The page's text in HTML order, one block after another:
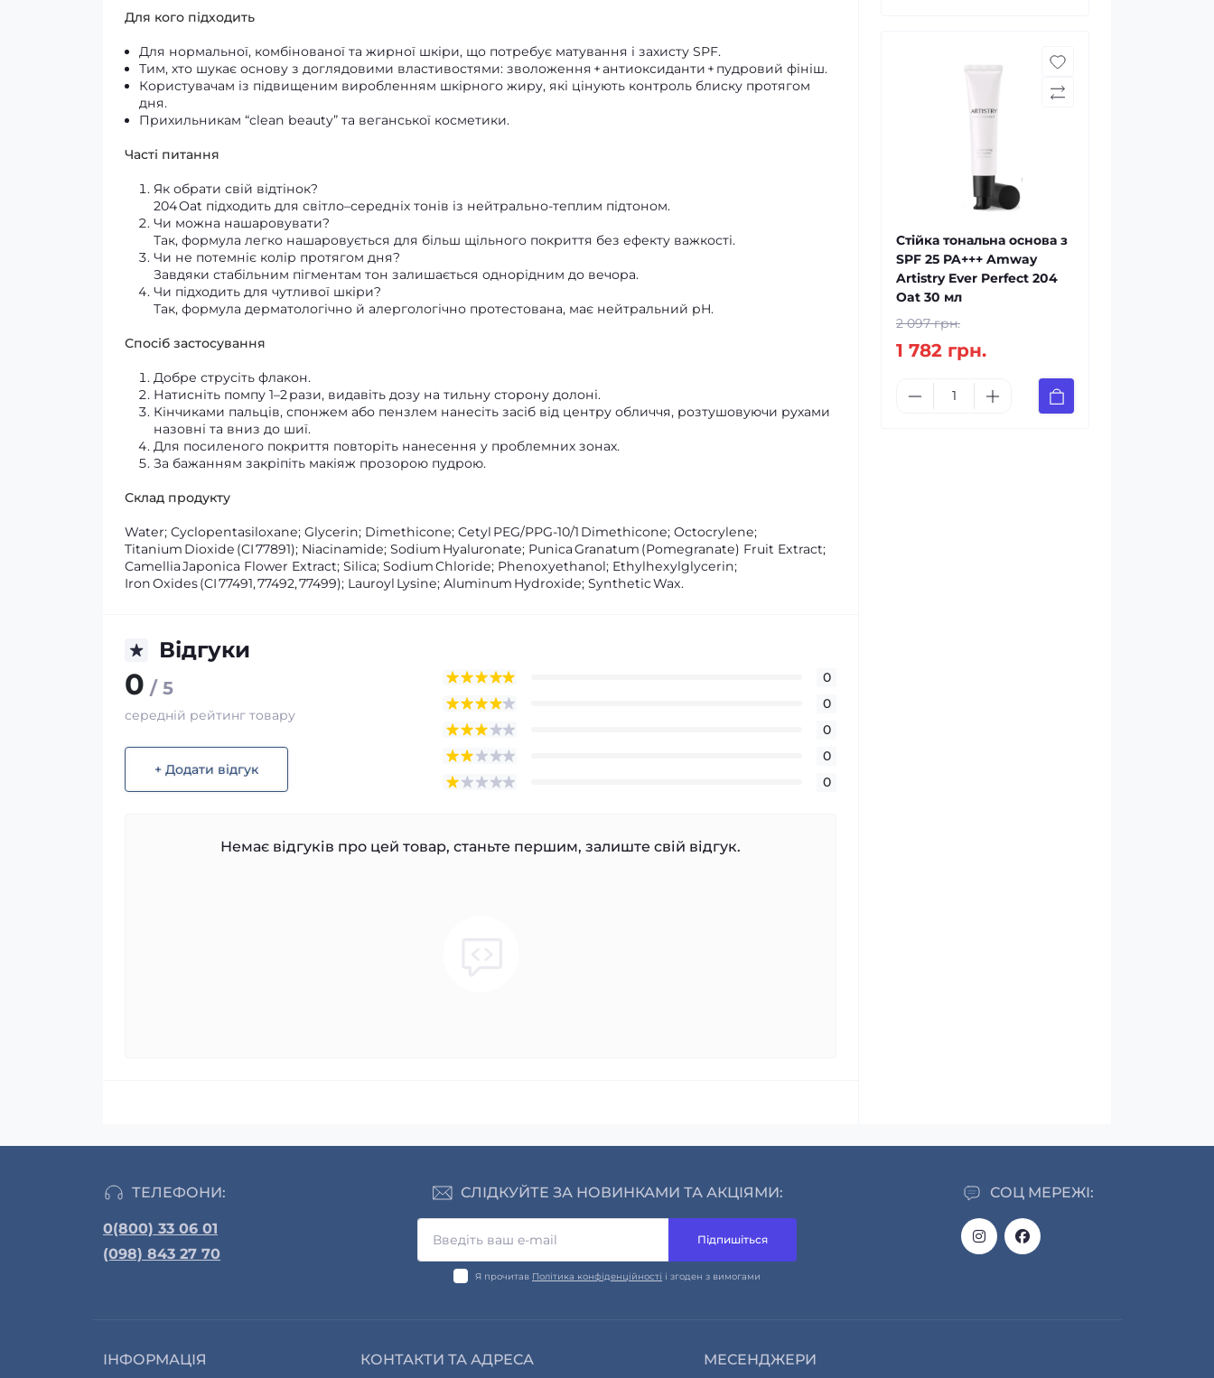
Для кого підходить
Для нормальної, комбінованої та жирної шкіри, що потребує матування і захисту SPF.
Тим, хто шукає основу з доглядовими властивостями: зволоження + антиоксиданти + пудровий фініш.
Користувачам із підвищеним виробленням шкірного жиру, які цінують контроль блиску протягом
дня.
Прихильникам “clean beauty” та веганської косметики.
Часті питання
Як обрати свій відтінок?
204 Oat підходить для світло–середніх тонів із нейтрально‑теплим підтоном.
Чи можна нашаровувати?
Так, формула легко нашаровується для більш щільного покриття без ефекту важкості.
Чи не потемніє колір протягом дня?
Завдяки стабільним пігментам тон залишається однорідним до вечора.
Чи підходить для чутливої шкіри?
Так, формула дерматологічно й алергологічно протестована, має нейтральний pH.
Спосіб застосування
Добре струсіть флакон.
Натисніть помпу 1–2 рази, видавіть дозу на тильну сторону долоні.
Кінчиками пальців, спонжем або пензлем нанесіть засіб від центру обличчя, розтушовуючи рухами
назовні та вниз до шиї.
Для посиленого покриття повторіть нанесення у проблемних зонах.
За бажанням закріпіть макіяж прозорою пудрою.
Склад продукту
Water; Cyclopentasiloxane; Glycerin; Dimethicone; Cetyl PEG/PPG‑10/1 Dimethicone; Octocrylene;
Titanium Dioxide (CI 77891); Niacinamide; Sodium Hyaluronate; Punica Granatum (Pomegranate) Fruit Extract;
Camellia Japonica Flower Extract; Silica; Sodium Chloride; Phenoxyethanol; Ethylhexylglycerin;
Iron Oxides (CI 77491, 77492, 77499); Lauroyl Lysine; Aluminum Hydroxide; Synthetic Wax.
Відгуки
0 / 5
середній рейтинг товару
+ Додати відгук
0
0
0
0
0
Немає відгуків про цей товар, станьте першим, залиште свій відгук.
Стійка тональна основа з
SPF 25 PA+++ Amway
Artistry Ever Perfect 204
Oat 30 мл
2 097 грн.
1 782 грн.
ТЕЛЕФОНИ:
0(800) 33 06 01
(098) 843 27 70
СОЦ МЕРЕЖІ:
СЛІДКУЙТЕ ЗА НОВИНКАМИ ТА АКЦІЯМИ:
Підпишіться
Я прочитав Політика конфіденційності і згоден з вимогами
ІНФОРМАЦІЯ КОНТАКТИ ТА АДРЕСА МЕСЕНДЖЕРИ